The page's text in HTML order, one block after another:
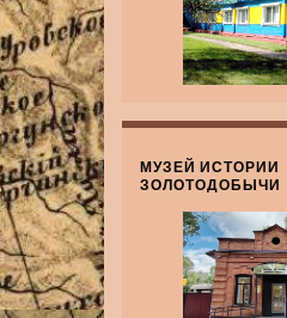
МУЗЕЙ ИСТОРИИ
ЗОЛОТОДОБЫЧИ